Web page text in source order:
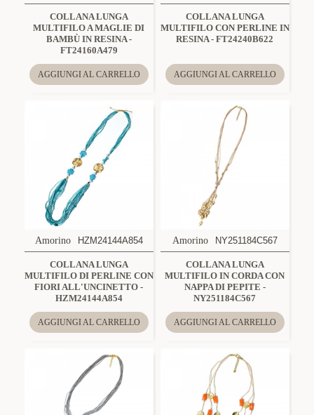
COLLANA LUNGA
MULTIFILO A MAGLIE DI
BAMBÙ IN RESINA -
FT24160A479
AGGIUNGI AL CARRELLO
COLLANA LUNGA
MULTIFILO CON PERLINE IN
RESINA - FT24240B622
AGGIUNGI AL CARRELLO
Amorino HZM24144A854
COLLANA LUNGA
MULTIFILO DI PERLINE CON
FIORI ALL'UNCINETTO -
HZM24144A854
AGGIUNGI AL CARRELLO
Amorino NY251184C567
COLLANA LUNGA
MULTIFILO IN CORDA CON
NAPPA DI PEPITE -
NY251184C567
AGGIUNGI AL CARRELLO